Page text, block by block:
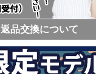
返品交換について